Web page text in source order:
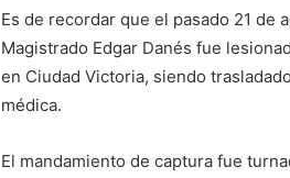
Es de recordar que el pasado 21 de
Magistrado Edgar Danés fue
en Ciudad Victoria, siendo
médica.
El mandamiento de captura fue